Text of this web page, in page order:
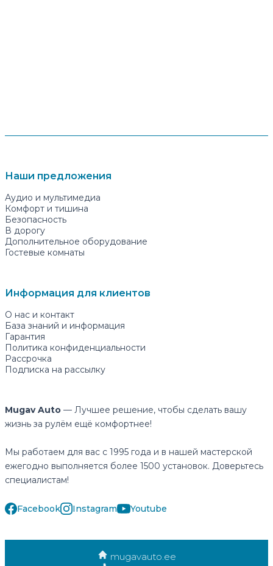
Наши предложения
Аудио и мультимедиа
Комфорт и тишина
Безопасность
В дорогу
Дополнительное оборудование
Гостевые комнаты
Информация для клиентов
О нас и контакт
База знаний и информация
Гарантия
Политика конфиденциальности
Рассрочка
Подписка на рассылку
Mugav Auto — Лучшее решение, чтобы сделать вашу
жизнь за рулём ещё комфортнее!
Мы работаем для вас с 1995 года и в нашей мастерской
ежегодно выполняется более 1500 установок. Доверьтесь
специалистам!
Facebook Instagram Youtube
mugavauto.ee